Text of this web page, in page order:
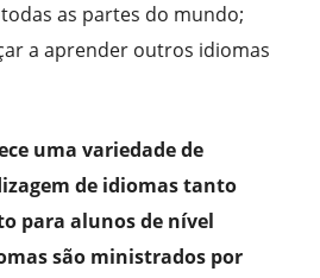
as partes do mundo;
a aprender outros idiomas
uma variedade de
de idiomas tanto
para alunos de nível
são ministrados por